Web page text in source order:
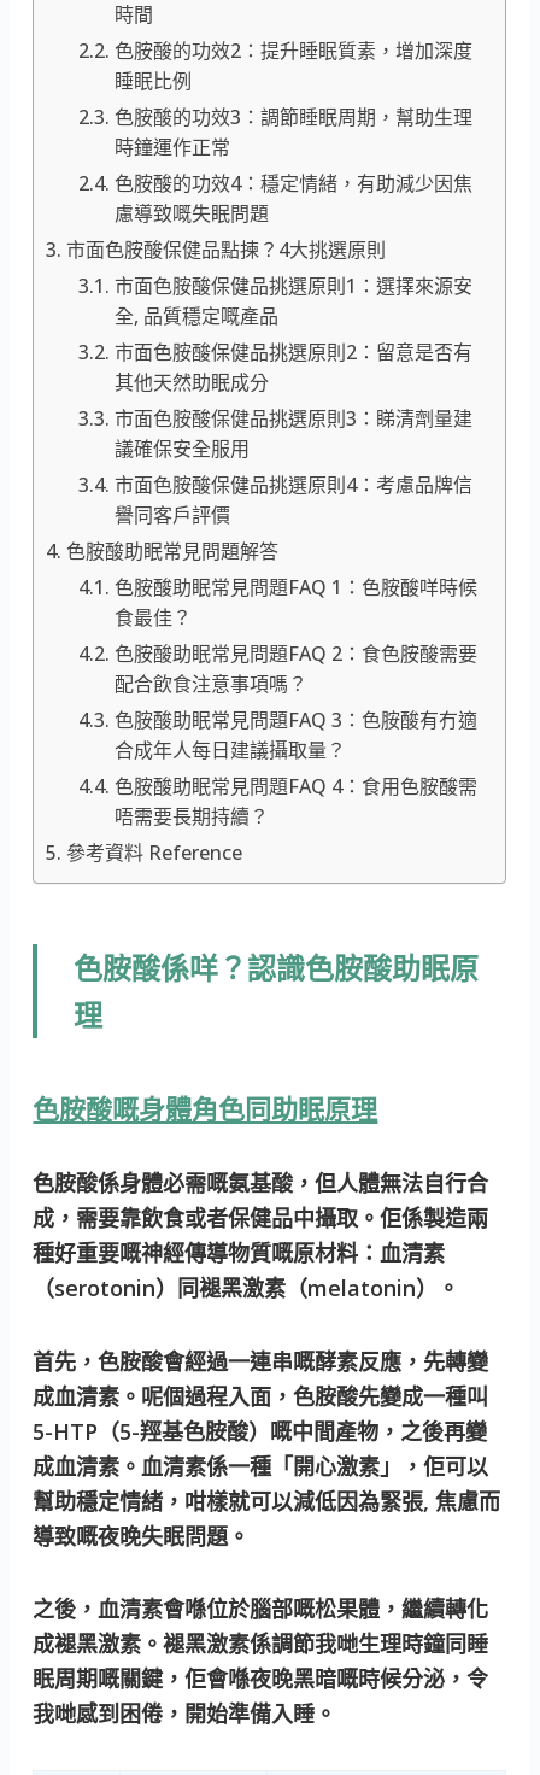
時間
色胺酸的功效2：提升睡眠質素，增加深度
睡眠比例
色胺酸的功效3：調節睡眠周期，幫助生理
時鐘運作正常
色胺酸的功效4：穩定情緒，有助減少因焦
慮導致嘅失眠問題
市面色胺酸保健品點揀？4大挑選原則
市面色胺酸保健品挑選原則1：選擇來源安
全, 品質穩定嘅產品
市面色胺酸保健品挑選原則2：留意是否有
其他天然助眠成分
市面色胺酸保健品挑選原則3：睇清劑量建
議確保安全服用
市面色胺酸保健品挑選原則4：考慮品牌信
譽同客戶評價
色胺酸助眠常見問題解答
色胺酸助眠常見問題FAQ 1：色胺酸咩時候
食最佳？
色胺酸助眠常見問題FAQ 2：食色胺酸需要
配合飲食注意事項嗎？
色胺酸助眠常見問題FAQ 3：色胺酸有冇適
合成年人每日建議攝取量？
色胺酸助眠常見問題FAQ 4：食用色胺酸需
唔需要長期持續？
參考資料 Reference
色胺酸係咩？認識色胺酸助眠原
理
色胺酸嘅身體角色同助眠原理
色胺酸係身體必需嘅氨基酸，但人體無法自行合
成，需要靠飲食或者保健品中攝取。佢係製造兩
種好重要嘅神經傳導物質嘅原材料：血清素
（serotonin）同褪黑激素（melatonin）。
首先，色胺酸會經過一連串嘅酵素反應，先轉變
成血清素。呢個過程入面，色胺酸先變成一種叫
5-HTP（5-羥基色胺酸）嘅中間產物，之後再變
成血清素。血清素係一種「開心激素」，佢可以
幫助穩定情緒，咁樣就可以減低因為緊張, 焦慮而
導致嘅夜晚失眠問題。
之後，血清素會喺位於腦部嘅松果體，繼續轉化
成褪黑激素。褪黑激素係調節我哋生理時鐘同睡
眠周期嘅關鍵，佢會喺夜晚黑暗嘅時候分泌，令
我哋感到困倦，開始準備入睡。